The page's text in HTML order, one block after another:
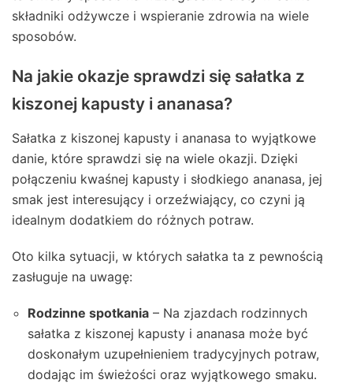
składniki odżywcze i wspieranie zdrowia na wiele
sposobów.
Na jakie okazje sprawdzi się sałatka z
kiszonej kapusty i ananasa?
Sałatka z kiszonej kapusty i ananasa to wyjątkowe
danie, które sprawdzi się na wiele okazji. Dzięki
połączeniu kwaśnej kapusty i słodkiego ananasa, jej
smak jest interesujący i orzeźwiający, co czyni ją
idealnym dodatkiem do różnych potraw.
Oto kilka sytuacji, w których sałatka ta z pewnością
zasługuje na uwagę:
Rodzinne spotkania – Na zjazdach rodzinnych
sałatka z kiszonej kapusty i ananasa może być
doskonałym uzupełnieniem tradycyjnych potraw,
dodając im świeżości oraz wyjątkowego smaku.